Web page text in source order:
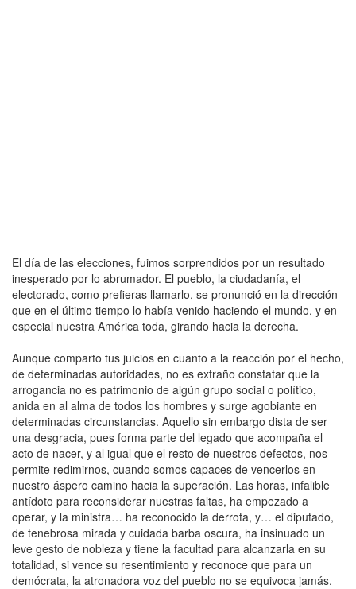
El día de las elecciones, fuimos sorprendidos por un resultado
inesperado por lo abrumador. El pueblo, la ciudadanía, el
electorado, como prefieras llamarlo, se pronunció en la dirección
que en el último tiempo lo había venido haciendo el mundo, y en
especial nuestra América toda, girando hacia la derecha.
Aunque comparto tus juicios en cuanto a la reacción por el hecho,
de determinadas autoridades, no es extraño constatar que la
arrogancia no es patrimonio de algún grupo social o político,
anida en al alma de todos los hombres y surge agobiante en
determinadas circunstancias. Aquello sin embargo dista de ser
una desgracia, pues forma parte del legado que acompaña el
acto de nacer, y al igual que el resto de nuestros defectos, nos
permite redimirnos, cuando somos capaces de vencerlos en
nuestro áspero camino hacia la superación. Las horas, infalible
antídoto para reconsiderar nuestras faltas, ha empezado a
operar, y la ministra… ha reconocido la derrota, y… el diputado,
de tenebrosa mirada y cuidada barba oscura, ha insinuado un
leve gesto de nobleza y tiene la facultad para alcanzarla en su
totalidad, si vence su resentimiento y reconoce que para un
demócrata, la atronadora voz del pueblo no se equivoca jamás.